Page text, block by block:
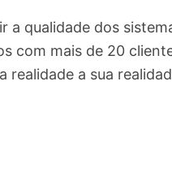
a qualidade dos
com mais de 20
realidade a sua